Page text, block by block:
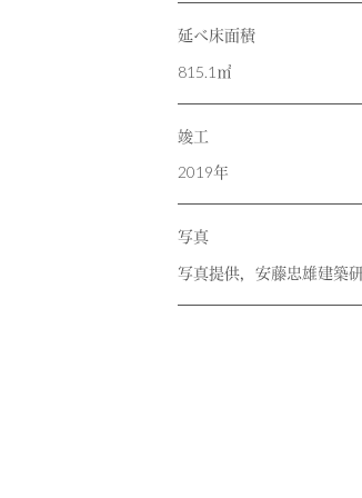
延べ床面積
815.1㎡
竣工
2019年
写真
写真提供，安藤忠雄建築